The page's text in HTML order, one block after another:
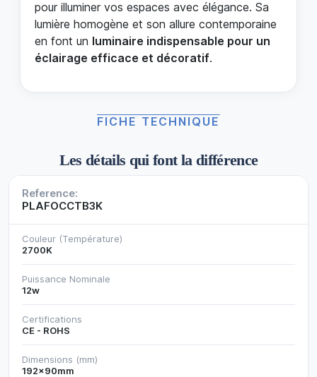
pour illuminer vos espaces avec élégance. Sa
lumière homogène et son allure contemporaine
en font un luminaire indispensable pour un
éclairage efficace et décoratif.
FICHE TECHNIQUE
Les détails qui font la différence
Reference:
PLAFOCCTB3K
Couleur (Température)
2700K
Puissance Nominale
12w
Certifications
CE - ROHS
Dimensions (mm)
192x90mm